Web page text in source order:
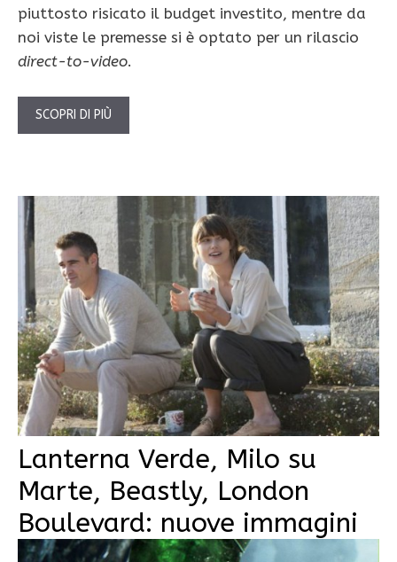
piuttosto risicato il budget investito, mentre da
noi viste le premesse si è optato per un rilascio
direct-to-video.
SCOPRI DI PIÙ
Lanterna Verde, Milo su
Marte, Beastly, London
Boulevard: nuove immagini